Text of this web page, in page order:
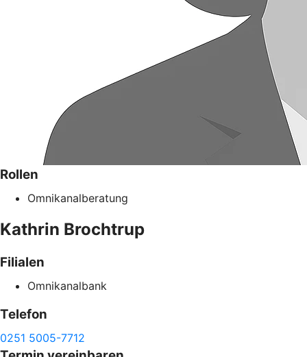
Rollen
Omnikanalberatung
Kathrin Brochtrup
Filialen
Omnikanalbank
Telefon
0251 5005-7712